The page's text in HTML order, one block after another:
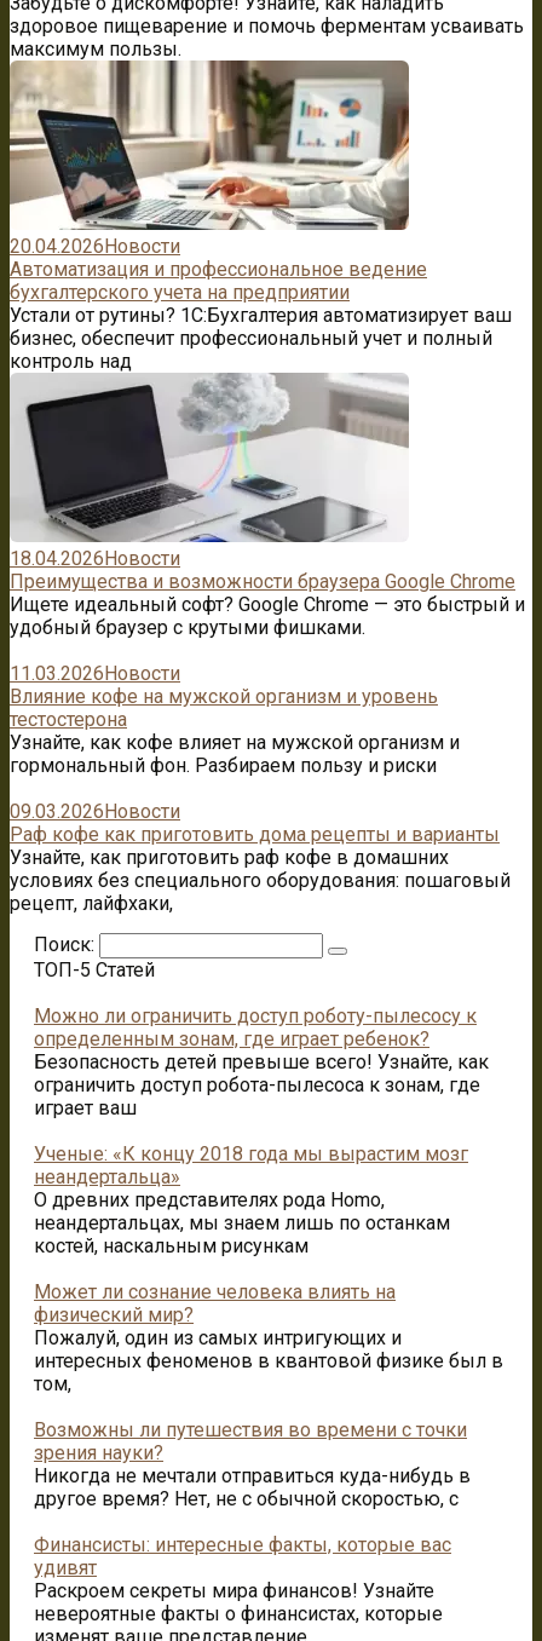
здоровое пищеварение и помочь ферментам усваивать
максимум пользы.
20.04.2026 Новости
Автоматизация и профессиональное ведение
бухгалтерского учета на предприятии
Устали от рутины? 1C:Бухгалтерия автоматизирует ваш
бизнес, обеспечит профессиональный учет и полный
контроль над
18.04.2026 Новости
Преимущества и возможности браузера Google Chrome
Ищете идеальный софт? Google Chrome — это быстрый и
удобный браузер с крутыми фишками.
11.03.2026 Новости
Влияние кофе на мужской организм и уровень
тестостерона
Узнайте, как кофе влияет на мужской организм и
гормональный фон. Разбираем пользу и риски
09.03.2026 Новости
Раф кофе как приготовить дома рецепты и варианты
Узнайте, как приготовить раф кофе в домашних
условиях без специального оборудования: пошаговый
рецепт, лайфхаки,
Поиск:
ТОП-5 Статей
Можно ли ограничить доступ роботу-пылесосу к
определенным зонам, где играет ребенок?
Безопасность детей превыше всего! Узнайте, как
ограничить доступ робота-пылесоса к зонам, где
играет ваш
Ученые: «К концу 2018 года мы вырастим мозг
неандертальца»
О древних представителях рода Homo,
неандертальцах, мы знаем лишь по останкам
костей, наскальным рисункам
Может ли сознание человека влиять на
физический мир?
Пожалуй, один из самых интригующих и
интересных феноменов в квантовой физике был в
том,
Возможны ли путешествия во времени с точки
зрения науки?
Никогда не мечтали отправиться куда-нибудь в
другое время? Нет, не с обычной скоростью, с
Финансисты: интересные факты, которые вас
удивят
Раскроем секреты мира финансов! Узнайте
невероятные факты о финансистах, которые